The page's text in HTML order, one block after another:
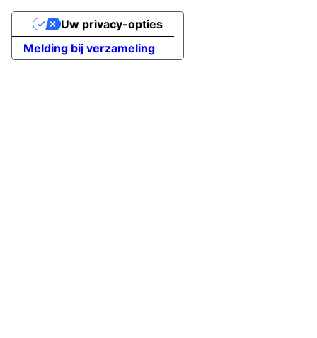
Melding bij verzameling
Uw privacy-opties